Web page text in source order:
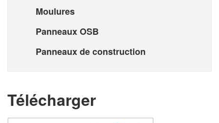
Moulures
Panneaux OSB
Panneaux de construction
Télécharger